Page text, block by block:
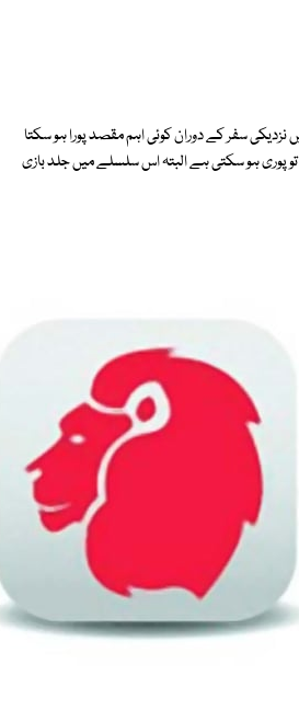
سفر کے دوران کوئی اہم مقصد پورا ہو سکتا
پوری ہو سکتی ہے البتہ اس سلسلے میں جلد بازی